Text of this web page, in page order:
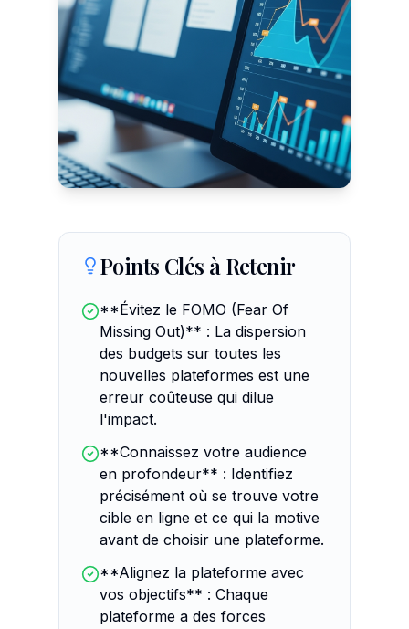
Points Clés à Retenir
**Évitez le FOMO (Fear Of
Missing Out)** : La dispersion
des budgets sur toutes les
nouvelles plateformes est une
erreur coûteuse qui dilue
l'impact.
**Connaissez votre audience
en profondeur** : Identifiez
précisément où se trouve votre
cible en ligne et ce qui la motive
avant de choisir une plateforme.
**Alignez la plateforme avec
vos objectifs** : Chaque
plateforme a des forces